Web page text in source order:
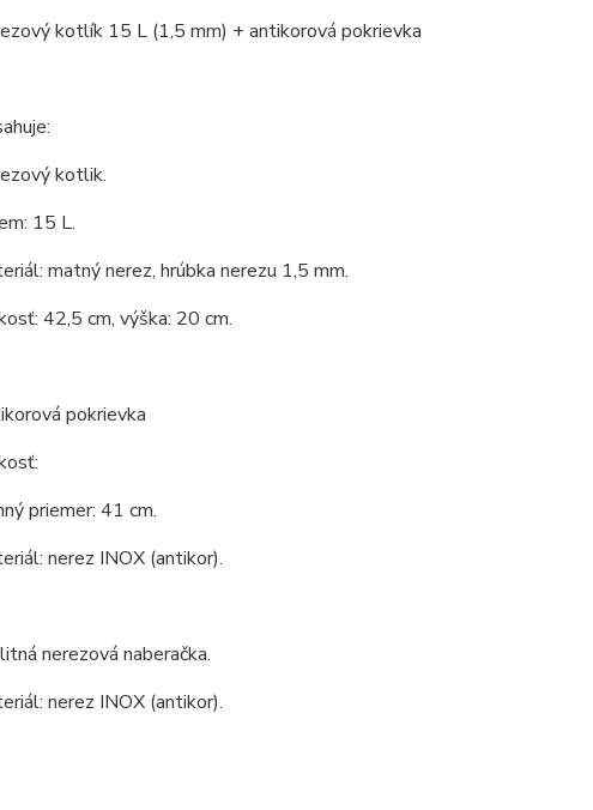
kotlík 15 L (1,5 mm) + antikorová pokrievka
kotlik.
15 L.
matný nerez, hrúbka nerezu 1,5 mm.
42,5 cm, výška: 20 cm.
pokrievka
priemer: 41 cm.
nerez INOX (antikor).
nerezová naberačka.
nerez INOX (antikor).